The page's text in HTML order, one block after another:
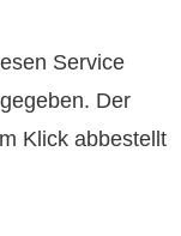
Service
Der
Klick abbestellt